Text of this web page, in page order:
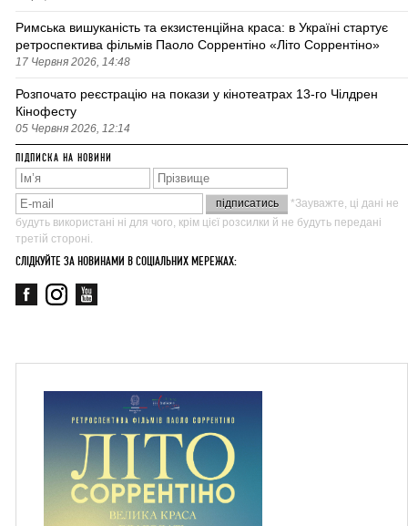
Римська вишуканість та екзистенційна краса: в Україні стартує
ретроспектива фільмів Паоло Соррентіно «Літо Соррентіно»
17 Червня 2026, 14:48
Розпочато реєстрацію на покази у кінотеатрах 13-го Чілдрен
Кінофесту
05 Червня 2026, 12:14
ПІДПИСКА НА НОВИНИ
*Зауважте, ці дані не
будуть використані ні для чого, крім цієї розсилки й не будуть передані
третій стороні.
СЛІДКУЙТЕ ЗА НОВИНАМИ В СОЦІАЛЬНИХ МЕРЕЖАХ: